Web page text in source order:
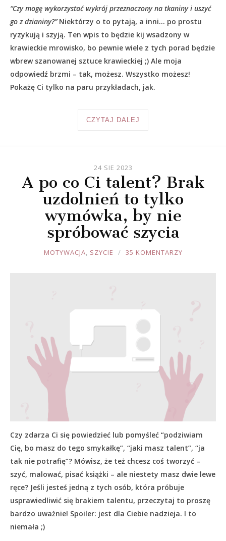
“Czy mogę wykorzystać wykrój przeznaczony na tkaniny i uszyć
go z dzianiny?”Niektórzy o to pytają, a inni… po prostu
ryzykują i szyją. Ten wpis to będzie kij wsadzony w
krawieckie mrowisko, bo pewnie wiele z tych porad będzie
wbrew szanowanej sztuce krawieckiej ;) Ale moja
odpowiedź brzmi – tak, możesz. Wszystko możesz!
Pokażę Ci tylko na paru przykładach, jak.
CZYTAJ DALEJ
24 SIE 2023
A po co Ci talent? Brak
uzdolnień to tylko
wymówka, by nie
spróbować szycia
JOULE
MOTYWACJA, SZYCIE 35 KOMENTARZY
Czy zdarza Ci się powiedzieć lub pomyśleć “podziwiam
Cię, bo masz do tego smykałkę”, “jaki masz talent”, “ja
tak nie potrafię”? Mówisz, że też chcesz coś tworzyć –
szyć, malować, pisać książki – ale niestety masz dwie lewe
ręce? Jeśli jesteś jedną z tych osób, która próbuje
usprawiedliwić się brakiem talentu, przeczytaj to proszę
bardzo uważnie! Spoiler: jest dla Ciebie nadzieja. I to
niemała ;)